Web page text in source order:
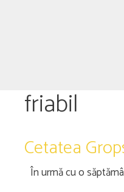
friabil
Cetatea
În urmă cu o